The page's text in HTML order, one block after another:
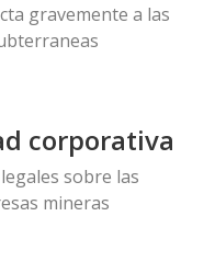
gravemente a las
corporativa
sobre las
mineras